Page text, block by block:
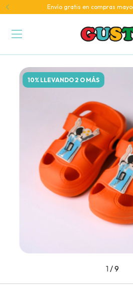
Envío gratis en compras
10% LLEVANDO 2 O MÁS
1 /9